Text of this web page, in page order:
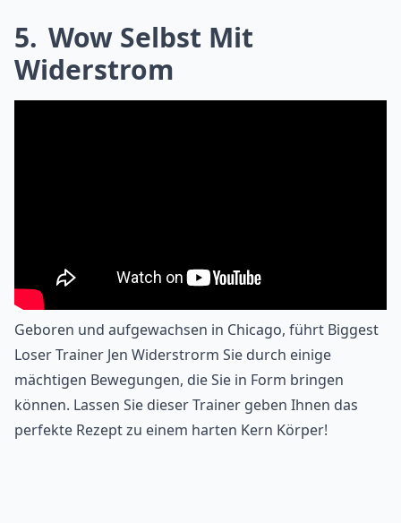
5 Wow Selbst Mit
Widerstrom
Geboren und aufgewachsen in Chicago, führt Biggest
Loser Trainer Jen Widerstrorm Sie durch einige
mächtigen Bewegungen, die Sie in Form bringen
können. Lassen Sie dieser Trainer geben Ihnen das
perfekte Rezept zu einem harten Kern Körper!